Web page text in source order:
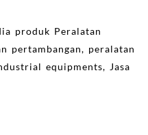
produk Peralatan
pertambangan, peralatan
equipments, Jasa